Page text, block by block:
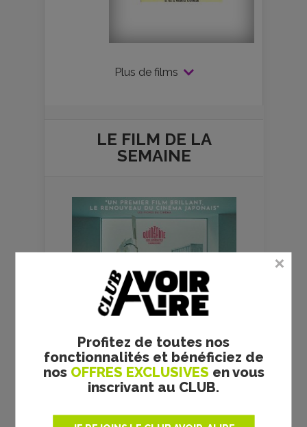
Profitez de toutes nos
fonctionnalités et bénéficiez de
nos OFFRES EXCLUSIVES en vous
inscrivant au CLUB.
Plus de films
LE FILM DE LA
SEMAINE